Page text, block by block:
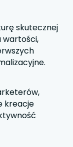
skutecznej
wartości,
kreacje